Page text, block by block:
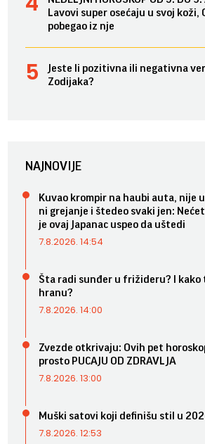
Lavovi super osećaju u svoj koži,
pobegao iz nje
Jeste li pozitivna ili negativna
Zodijaka?
NAJNOVIJE
Kuvao krompir na haubi auta, nije
ni grejanje i štedeo svaki jen:
je ovaj Japanac uspeo da uštedi
7.8.2026. 14:54
Šta radi sunđer u frižideru? I kako
hranu?
7.8.2026. 14:00
Zvezde otkrivaju: Ovih pet
prosto PUCAJU OD ZDRAVLJA
7.8.2026. 13:00
Muški satovi koji definišu stil u
7.8.2026. 12:53